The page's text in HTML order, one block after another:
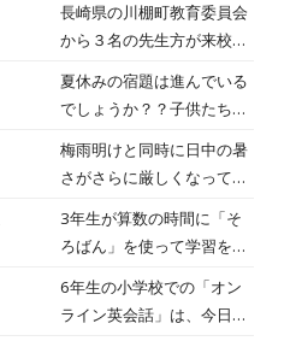
長崎県の川棚町教育委員会
から３名の先生方が来校さ
年生がやっているフィリピ
ンの先生とのオンライン英
会話の授業を視察されまし
た。物おじせず、クリスマ
スソングに合わせてダンス
をしたり、笑顔で英語でや
り取りしたりしている子供
たちの様子をたくさんほめ
ていただきました。
夏休みの宿題は進んでいる
でしょうか？？子供たち以
研修や出張で勉強をしてい
ます。今日は、児童理解
（QU）とオンライン英会
話体験、特別支援教育につ
いての研修会を実施しまし
た。
梅雨明けと同時に日中の暑
さがさらに厳しくなってき
成長しています。学校で
は、昼休みの外遊びを中止
したり、気温が上がる時間
帯によってはプールでの体
3年生が算数の時間に「そ
ろばん」を使って学習をし
ところが少ないと思いま
す。今回初めて触ったとい
6年生の小学校での「オン
ライン英会話」は、今日が